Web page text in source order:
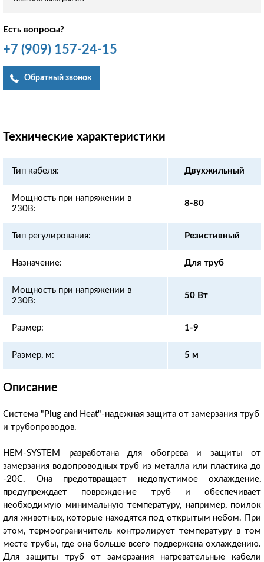
Есть вопросы?
+7 (909) 157-24-15
Обратный звонок
Технические характеристики
Тип кабеля: Двухжильный
Мощность при напряжении в
230В:
8-80
Тип регулирования: Резистивный
Назначение: Для труб
Мощность при напряжении в
230В:
50 Вт
Размер: 1-9
Размер, м: 5 м
Описание
Система "Plug and Heat"-надежная защита от замерзания труб
и трубопроводов.
HEM-SYSTEM разработана для обогрева и защиты от
замерзания водопроводных труб из металла или пластика до
-20C. Она предотвращает недопустимое охлаждение,
предупреждает повреждение труб и обеспечивает
необходимую минимальную температуру, например, поилок
для животных, которые находятся под открытым небом. При
этом, термоограничитель контролирует температуру в том
месте трубы, где она больше всего подвержена охлаждению.
Для защиты труб от замерзания нагревательные кабели